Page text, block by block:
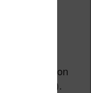
proposent
format (on
exemple).